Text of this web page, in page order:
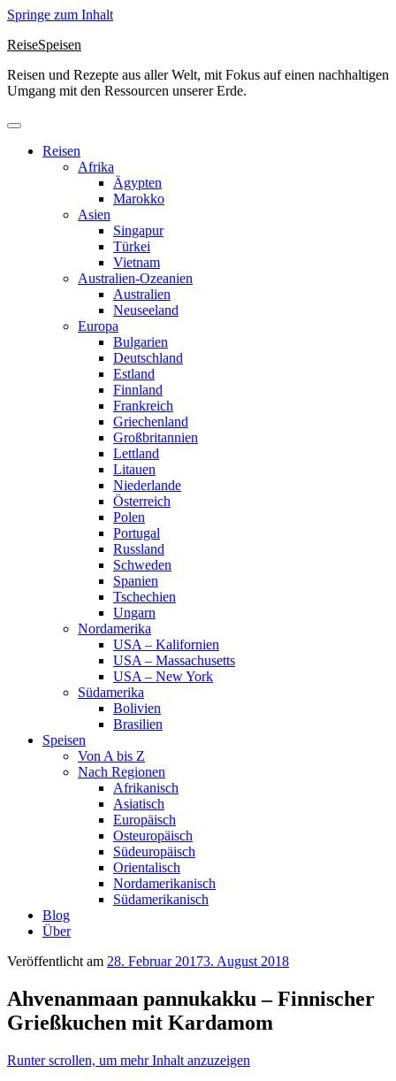
Springe zum Inhalt
ReiseSpeisen
Reisen und Rezepte aus aller Welt, mit Fokus auf einen nachhaltigen
Umgang mit den Ressourcen unserer Erde.
Reisen
Afrika
Ägypten
Marokko
Asien
Singapur
Türkei
Vietnam
Australien-Ozeanien
Australien
Neuseeland
Europa
Bulgarien
Deutschland
Estland
Finnland
Frankreich
Griechenland
Großbritannien
Lettland
Litauen
Niederlande
Österreich
Polen
Portugal
Russland
Schweden
Spanien
Tschechien
Ungarn
Nordamerika
USA – Kalifornien
USA – Massachusetts
USA – New York
Südamerika
Bolivien
Brasilien
Speisen
Von A bis Z
Nach Regionen
Afrikanisch
Asiatisch
Europäisch
Osteuropäisch
Südeuropäisch
Orientalisch
Nordamerikanisch
Südamerikanisch
Blog
Über
Veröffentlicht am 28. Februar 20173. August 2018
Ahvenanmaan pannukakku – Finnischer
Grießkuchen mit Kardamom
Runter scrollen, um mehr Inhalt anzuzeigen